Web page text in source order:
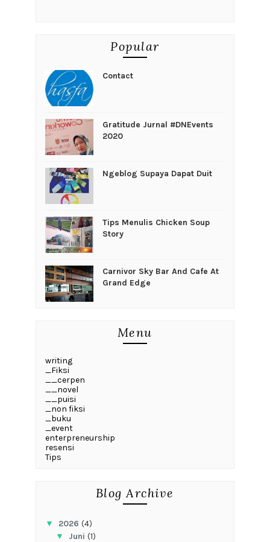
Popular
Contact
Gratitude Jurnal #DNEvents
2020
Ngeblog Supaya Dapat Duit
Tips Menulis Chicken Soup
Story
Carnivor Sky Bar And Cafe At
Grand Edge
Menu
writing
_Fiksi
__cerpen
__novel
__puisi
_non fiksi
_buku
_event
enterpreneurship
resensi
Tips
Blog Archive
▼ 2026 (4)
▼ Juni (1)